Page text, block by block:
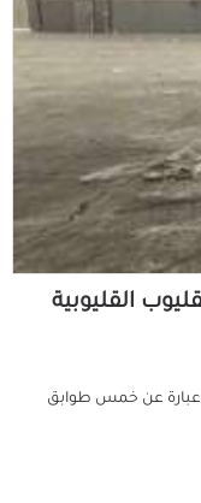
كود Q 31 مصنع للبيع في قليوب المساحة ١٦٠٠م٢ عبارة عن خمس طوابق